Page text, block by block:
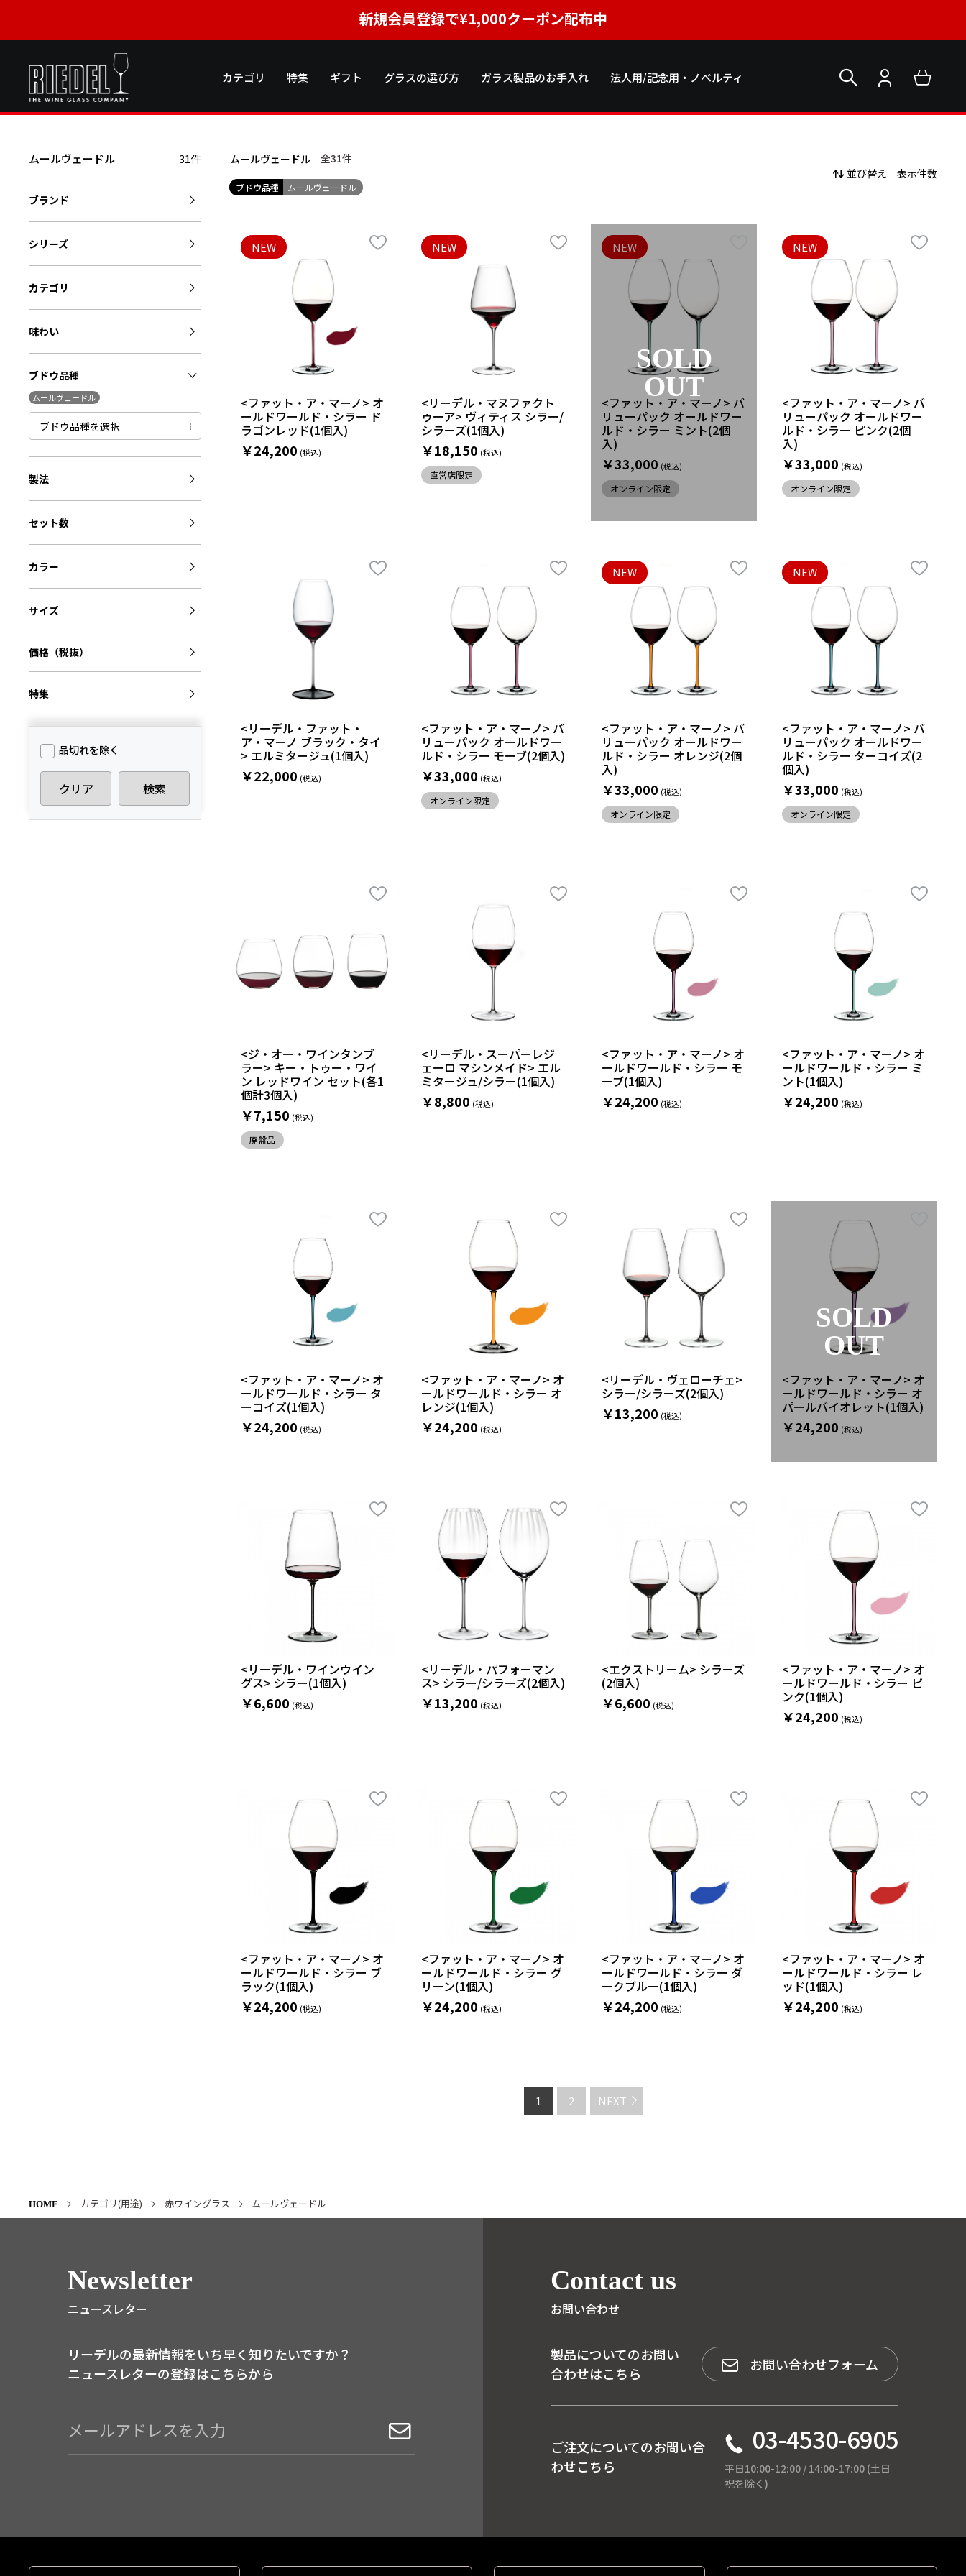
新規会員登録で¥1,000クーポン配布中
カテゴリ 特集 ギフト グラスの選び方 ガラス製品のお手入れ 法人用/記念用・ノベルティ
ムールヴェードル 全31件
ブドウ品種 ムールヴェードル
並び替え 表示件数
<ファット・ア・マーノ> オ
ールドワールド・シラー ド
ラゴンレッド(1個入)
￥24,200
NEW
<リーデル・マヌファクト
ゥーア> ヴィティス シラー/
シラーズ(1個入)
￥18,150
NEW
直営店限定
<ファット・ア・マーノ> バ
リューパック オールドワー
ルド・シラー ミント(2個
入)
￥33,000
NEW
オンライン限定
SOLD
OUT
<ファット・ア・マーノ> バ
リューパック オールドワー
ルド・シラー ピンク(2個
入)
￥33,000
NEW
オンライン限定
<リーデル・ファット・
ア・マーノ ブラック・タイ
> エルミタージュ(1個入)
￥22,000
<ファット・ア・マーノ> バ
リューパック オールドワー
ルド・シラー モーブ(2個入)
￥33,000
オンライン限定
<ファット・ア・マーノ> バ
リューパック オールドワー
ルド・シラー オレンジ(2個
入)
￥33,000
NEW
オンライン限定
<ファット・ア・マーノ> バ
リューパック オールドワー
ルド・シラー ターコイズ(2
個入)
￥33,000
NEW
オンライン限定
<ジ・オー・ワインタンブ
ラー> キー・トゥー・ワイ
ン レッドワイン セット(各1
個計3個入)
￥7,150
廃盤品
<リーデル・スーパーレジ
ェーロ マシンメイド> エル
ミタージュ/シラー(1個入)
￥8,800
<ファット・ア・マーノ> オ
ールドワールド・シラー モ
ーブ(1個入)
￥24,200
<ファット・ア・マーノ> オ
ールドワールド・シラー ミ
ント(1個入)
￥24,200
<ファット・ア・マーノ> オ
ールドワールド・シラー タ
ーコイズ(1個入)
￥24,200
<ファット・ア・マーノ> オ
ールドワールド・シラー オ
レンジ(1個入)
￥24,200
<リーデル・ヴェローチェ>
シラー/シラーズ(2個入)
￥13,200
<ファット・ア・マーノ> オ
ールドワールド・シラー オ
パールバイオレット(1個入)
￥24,200
SOLD
OUT
<リーデル・ワインウイン
グス> シラー(1個入)
￥6,600
<リーデル・パフォーマン
ス> シラー/シラーズ(2個入)
￥13,200
<エクストリーム> シラーズ
(2個入)
￥6,600
<ファット・ア・マーノ> オ
ールドワールド・シラー ピ
ンク(1個入)
￥24,200
<ファット・ア・マーノ> オ
ールドワールド・シラー ブ
ラック(1個入)
￥24,200
<ファット・ア・マーノ> オ
ールドワールド・シラー グ
リーン(1個入)
￥24,200
<ファット・ア・マーノ> オ
ールドワールド・シラー ダ
ークブルー(1個入)
￥24,200
<ファット・ア・マーノ> オ
ールドワールド・シラー レ
ッド(1個入)
￥24,200
1 2 NEXT
ムールヴェードル 31件
ブランド
シリーズ
カテゴリ
味わい
ブドウ品種
ムールヴェードル
ブドウ品種を選択
製法
セット数
カラー
サイズ
価格（税抜）
特集
品切れを除く
クリア 検索
HOME カテゴリ(用途) 赤ワイングラス ムールヴェードル
Newsletter
ニュースレター
リーデルの最新情報をいち早く知りたいですか？
ニュースレターの登録はこちらから
Contact us
お問い合わせ
製品についてのお問い
合わせはこちら
お問い合わせフォーム
ご注文についてのお問い合
わせこちら
03-4530-6905
平日10:00-12:00 / 14:00-17:00 (土日
祝を除く)